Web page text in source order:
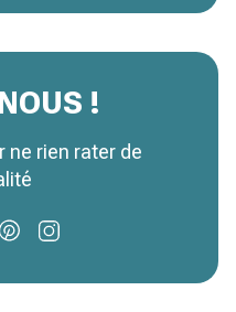
!
ne rien rater de